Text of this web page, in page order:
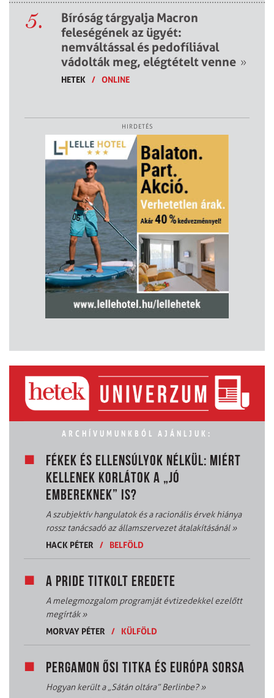
5.
Bíróság tárgyalja Macron
feleségének az ügyét:
nemváltással és pedofíliával
vádolták meg, elégtételt venne »
HETEK / ONLINE
HIRDETÉS
ARCHÍVUMUNKBÓL AJÁNLJUK:
FÉKEK ÉS ELLENSÚLYOK NÉLKÜL: MIÉRT
KELLENEK KORLÁTOK A „JÓ
EMBEREKNEK” IS?
A szubjektív hangulatok és a racionális érvek hiánya
rossz tanácsadó az államszervezet átalakításánál»
HACK PÉTER
/ BELFÖLD
A PRIDE TITKOLT EREDETE
A melegmozgalom programját évtizedekkel ezelőtt
megírták»
MORVAY PÉTER
/ KÜLFÖLD
PERGAMON ŐSI TITKA ÉS EURÓPA SORSA
Hogyan került a „Sátán oltára” Berlinbe?»